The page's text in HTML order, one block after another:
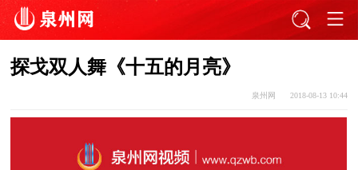
探戈双人舞《十五的月亮》
泉州网 2018-08-13 10:44